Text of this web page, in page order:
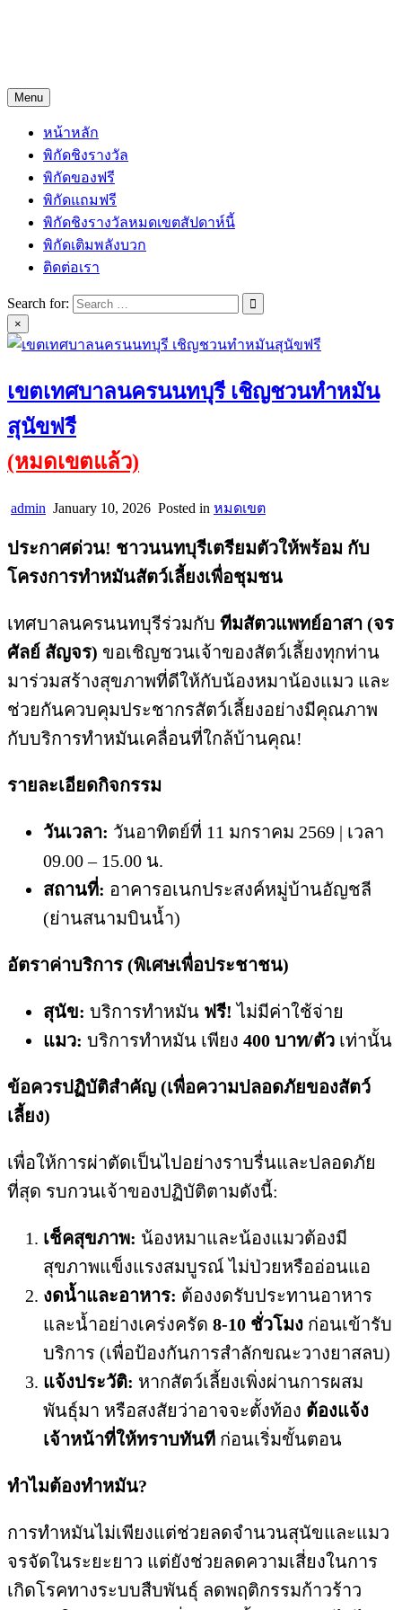
Menu
หน้าหลัก
พิกัดชิงรางวัล
พิกัดของฟรี
พิกัดแถมฟรี
พิกัดชิงรางวัลหมดเขตสัปดาห์นี้
พิกัดเติมพลังบวก
ติดต่อเรา
Search for:
×
เขตเทศบาลนครนนทบุรี เชิญชวนทำหมัน
สุนัขฟรี
(หมดเขตแล้ว)
admin January 10, 2026 Posted in หมดเขต
ประกาศด่วน! ชาวนนทบุรีเตรียมตัวให้พร้อม กับ
โครงการทำหมันสัตว์เลี้ยงเพื่อชุมชน
เทศบาลนครนนทบุรีร่วมกับ ทีมสัตวแพทย์อาสา (จร
ศัลย์ สัญจร) ขอเชิญชวนเจ้าของสัตว์เลี้ยงทุกท่าน
มาร่วมสร้างสุขภาพที่ดีให้กับน้องหมาน้องแมว และ
ช่วยกันควบคุมประชากรสัตว์เลี้ยงอย่างมีคุณภาพ
กับบริการทำหมันเคลื่อนที่ใกล้บ้านคุณ!
รายละเอียดกิจกรรม
วันเวลา: วันอาทิตย์ที่ 11 มกราคม 2569 | เวลา
09.00 – 15.00 น.
สถานที่: อาคารอเนกประสงค์หมู่บ้านอัญชลี
(ย่านสนามบินน้ำ)
อัตราค่าบริการ (พิเศษเพื่อประชาชน)
สุนัข: บริการทำหมัน ฟรี! ไม่มีค่าใช้จ่าย
แมว: บริการทำหมัน เพียง 400 บาท/ตัว เท่านั้น
ข้อควรปฏิบัติสำคัญ (เพื่อความปลอดภัยของสัตว์
เลี้ยง)
เพื่อให้การผ่าตัดเป็นไปอย่างราบรื่นและปลอดภัย
ที่สุด รบกวนเจ้าของปฏิบัติตามดังนี้:
เช็คสุขภาพ: น้องหมาและน้องแมวต้องมี
สุขภาพแข็งแรงสมบูรณ์ ไม่ป่วยหรืออ่อนแอ
งดน้ำและอาหาร: ต้องงดรับประทานอาหาร
และน้ำอย่างเคร่งครัด 8-10 ชั่วโมง ก่อนเข้ารับ
บริการ (เพื่อป้องกันการสำลักขณะวางยาสลบ)
แจ้งประวัติ: หากสัตว์เลี้ยงเพิ่งผ่านการผสม
พันธุ์มา หรือสงสัยว่าอาจจะตั้งท้อง ต้องแจ้ง
เจ้าหน้าที่ให้ทราบทันที ก่อนเริ่มขั้นตอน
ทำไมต้องทำหมัน?
การทำหมันไม่เพียงแต่ช่วยลดจำนวนสุนัขและแมว
จรจัดในระยะยาว แต่ยังช่วยลดความเสี่ยงในการ
เกิดโรคทางระบบสืบพันธุ์ ลดพฤติกรรมก้าวร้าว